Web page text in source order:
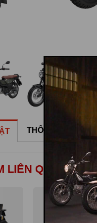
THÔNG SỐ KỸ
LIÊN QUAN